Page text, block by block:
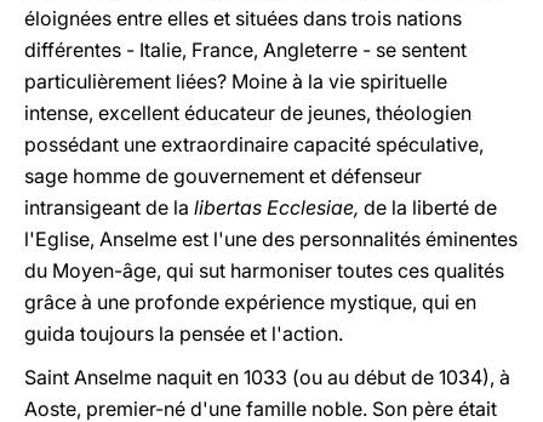
éloignées entre elles et situées dans trois nations
différentes - Italie, France, Angleterre - se sentent
particulièrement liées? Moine à la vie spirituelle
intense, excellent éducateur de jeunes, théologien
possédant une extraordinaire capacité spéculative,
sage homme de gouvernement et défenseur
intransigeant de la libertas Ecclesiae, de la liberté de
l'Eglise, Anselme est l'une des personnalités éminentes
du Moyen-âge, qui sut harmoniser toutes ces qualités
grâce à une profonde expérience mystique, qui en
guida toujours la pensée et l'action.
Saint Anselme naquit en 1033 (ou au début de 1034), à
Aoste, premier-né d'une famille noble. Son père était